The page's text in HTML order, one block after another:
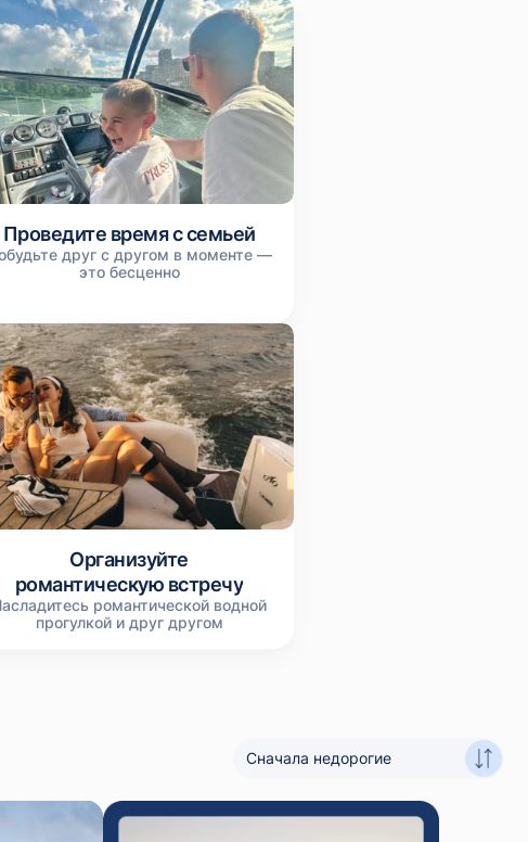
Проведите время с семьей
друг с другом в моменте —
это бесценно
Организуйте
романтическую встречу
романтической водной
прогулкой и друг другом
Сначала недорогие